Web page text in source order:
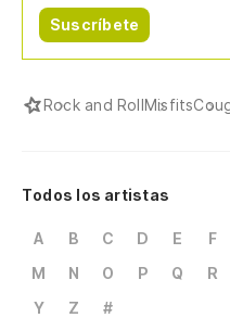
Suscríbete
Rock and RollMisfits
Todos los artistas
A B C D E F
M
N O P Q R
Y
Z #